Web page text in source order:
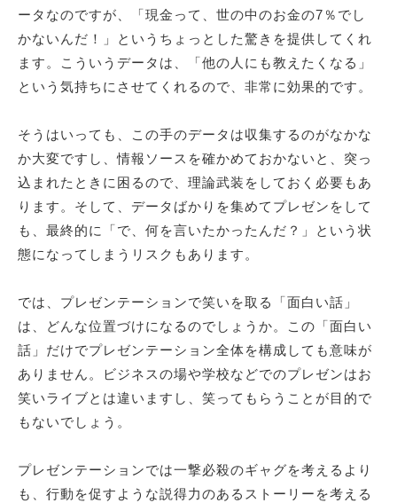
ータなのですが、「現金って、世の中のお金の7％でし
かないんだ！」というちょっとした驚きを提供してくれ
ます。こういうデータは、「他の人にも教えたくなる」
という気持ちにさせてくれるので、非常に効果的です。
そうはいっても、この手のデータは収集するのがなかな
か大変ですし、情報ソースを確かめておかないと、突っ
込まれたときに困るので、理論武装をしておく必要もあ
ります。そして、データばかりを集めてプレゼンをして
も、最終的に「で、何を言いたかったんだ？」という状
態になってしまうリスクもあります。
では、プレゼンテーションで笑いを取る「面白い話」
は、どんな位置づけになるのでしょうか。この「面白い
話」だけでプレゼンテーション全体を構成しても意味が
ありません。ビジネスの場や学校などでのプレゼンはお
笑いライブとは違いますし、笑ってもらうことが目的で
もないでしょう。
プレゼンテーションでは一撃必殺のギャグを考えるより
も、行動を促すような説得力のあるストーリーを考える